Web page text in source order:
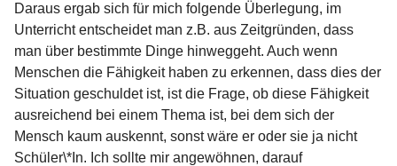
Daraus ergab sich für mich folgende Überlegung, im
Unterricht entscheidet man z.B. aus Zeitgründen, dass
man über bestimmte Dinge hinweggeht. Auch wenn
Menschen die Fähigkeit haben zu erkennen, dass dies der
Situation geschuldet ist, ist die Frage, ob diese Fähigkeit
ausreichend bei einem Thema ist, bei dem sich der
Mensch kaum auskennt, sonst wäre er oder sie ja nicht
Schüler\*In. Ich sollte mir angewöhnen, darauf